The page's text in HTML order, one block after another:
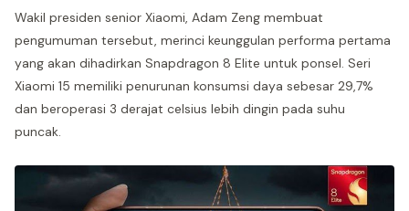
Wakil presiden senior Xiaomi, Adam Zeng membuat
pengumuman tersebut, merinci keunggulan performa pertama
yang akan dihadirkan Snapdragon 8 Elite untuk ponsel. Seri
Xiaomi 15 memiliki penurunan konsumsi daya sebesar 29,7%
dan beroperasi 3 derajat celsius lebih dingin pada suhu
puncak.